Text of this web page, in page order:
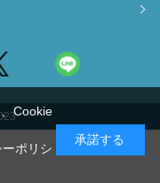
Cookie
ーポリシ
承諾する